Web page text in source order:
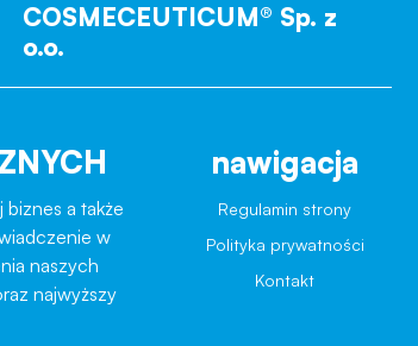
COSMECEUTICUM® Sp. z
o.o.
a także
w
naszych
najwyższy
nawigacja
Regulamin strony
Polityka prywatności
Kontakt